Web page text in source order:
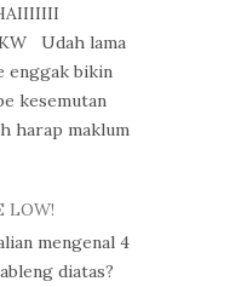
Udah lama
enggak bikin
kesemutan
harap maklum
LOW!
mengenal 4
diatas?